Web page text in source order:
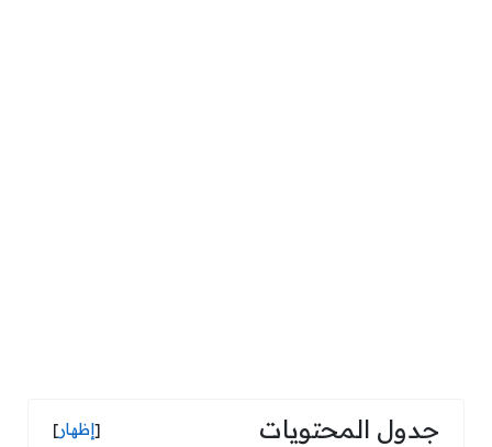
جدول المحتويات [إظهار]